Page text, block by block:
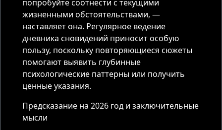
попробуйте соотнести с текущими
жизненными обстоятельствами, —
наставляет она. Регулярное ведение
дневника сновидений приносит особую
пользу, поскольку повторяющиеся сюжеты
помогают выявить глубинные
психологические паттерны или получить
ценные указания.
Предсказание на 2026 год и заключительные
мысли